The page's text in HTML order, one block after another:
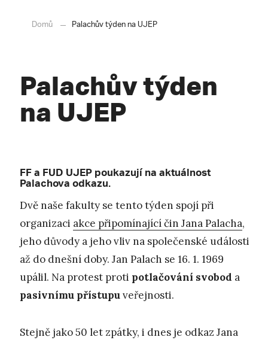
Domů Palachův týden na UJEP
Palachův týden
na UJEP
FF a FUD UJEP poukazují na aktuálnost
Palachova odkazu.
Dvě naše fakulty se tento týden spojí při
organizaci akce připomínající čin Jana Palacha,
jeho důvody a jeho vliv na společenské události
až do dnešní doby. Jan Palach se 16. 1. 1969
upálil. Na protest proti potlačování svobod a
pasivnímu přístupuveřejnosti.
Stejně jako 50 let zpátky, i dnes je odkaz Jana